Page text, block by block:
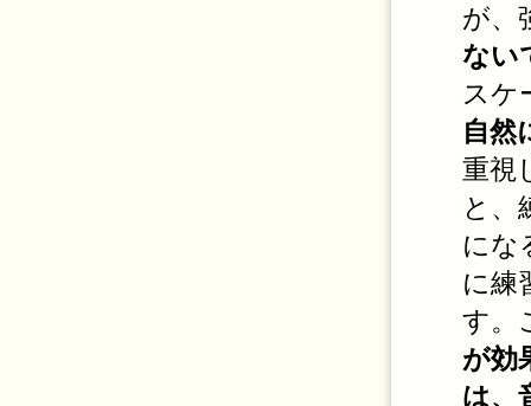
が、
ない
スケ
自然
重視
と、
にな
に練
す。
が効
は、